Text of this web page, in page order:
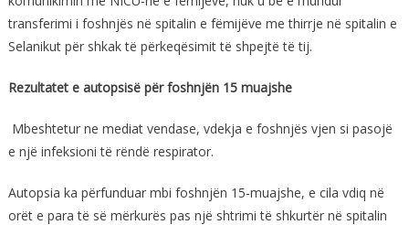
transferimi i foshnjës në spitalin e fëmijëve me thirrje në spitalin e
Selanikut për shkak të përkeqësimit të shpejtë të tij.
Rezultatet e autopsisë për foshnjën 15 muajshe
Mbeshtetur ne mediat vendase, vdekja e foshnjës vjen si pasojë
e një infeksioni të rëndë respirator.
Autopsia ka përfunduar mbi foshnjën 15-muajshe, e cila vdiq në
orët e para të së mërkurës pas një shtrimi të shkurtër në spitalin